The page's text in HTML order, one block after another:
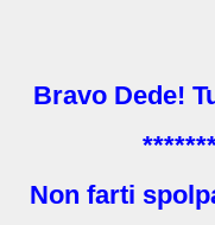
Bravo Dede!
Non farti